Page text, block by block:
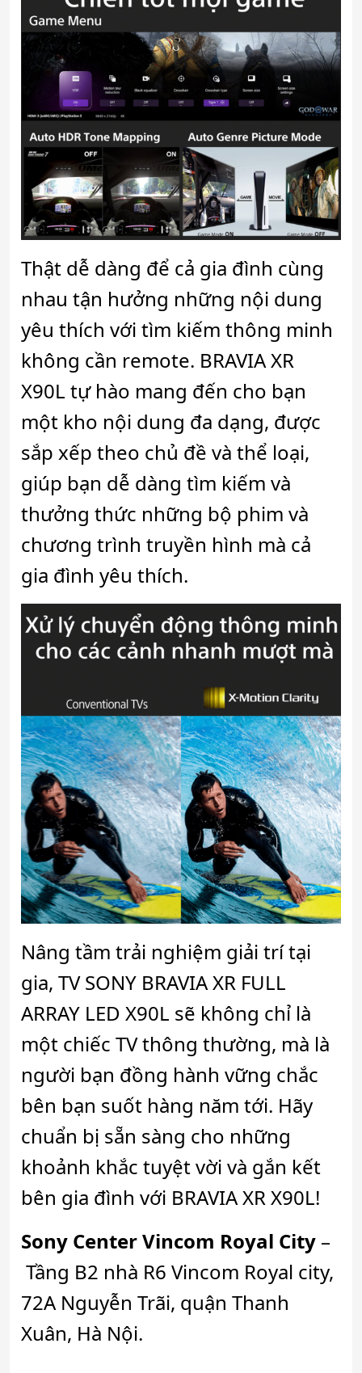
Thật dễ dàng để cả gia đình cùng
nhau tận hưởng những nội dung
yêu thích với tìm kiếm thông minh
không cần remote. BRAVIA XR
X90L tự hào mang đến cho bạn
một kho nội dung đa dạng, được
sắp xếp theo chủ đề và thể loại,
giúp bạn dễ dàng tìm kiếm và
thưởng thức những bộ phim và
chương trình truyền hình mà cả
gia đình yêu thích.
Nâng tầm trải nghiệm giải trí tại
gia, TV SONY BRAVIA XR FULL
ARRAY LED X90L sẽ không chỉ là
một chiếc TV thông thường, mà là
người bạn đồng hành vững chắc
bên bạn suốt hàng năm tới. Hãy
chuẩn bị sẵn sàng cho những
khoảnh khắc tuyệt vời và gắn kết
bên gia đình với BRAVIA XR X90L!
Sony Center Vincom Royal City –
Tầng B2 nhà R6 Vincom Royal city,
72A Nguyễn Trãi, quận Thanh
Xuân, Hà Nội.